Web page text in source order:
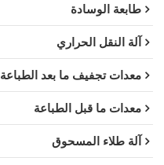
طابعة الوسادة
آلة النقل الحراري
معدات تجفيف ما بعد الطباعة
معدات ما قبل الطباعة
آلة طلاء المسحوق